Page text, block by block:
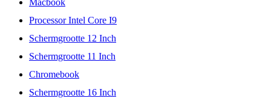
Macbook
Processor Intel Core I9
Schermgrootte 12 Inch
Schermgrootte 11 Inch
Chromebook
Schermgrootte 16 Inch